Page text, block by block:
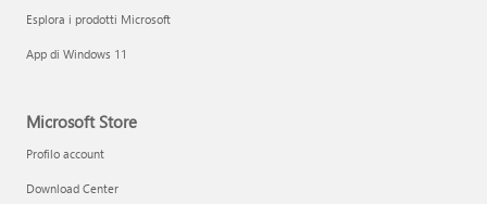
Esplora i prodotti Microsoft
App di Windows 11
Microsoft Store
Profilo account
Download Center